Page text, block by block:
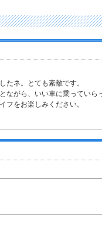
たネ。とても素敵です。
ながら、いい車に乗っていら
フをお楽しみください。